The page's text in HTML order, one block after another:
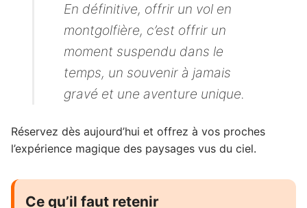
En définitive, offrir un vol en
montgolfière, c’est offrir un
moment suspendu dans le
temps, un souvenir à jamais
gravé et une aventure unique.
Réservez dès aujourd’hui et offrez à vos proches
l’expérience magique des paysages vus du ciel.
Ce qu’il faut retenir